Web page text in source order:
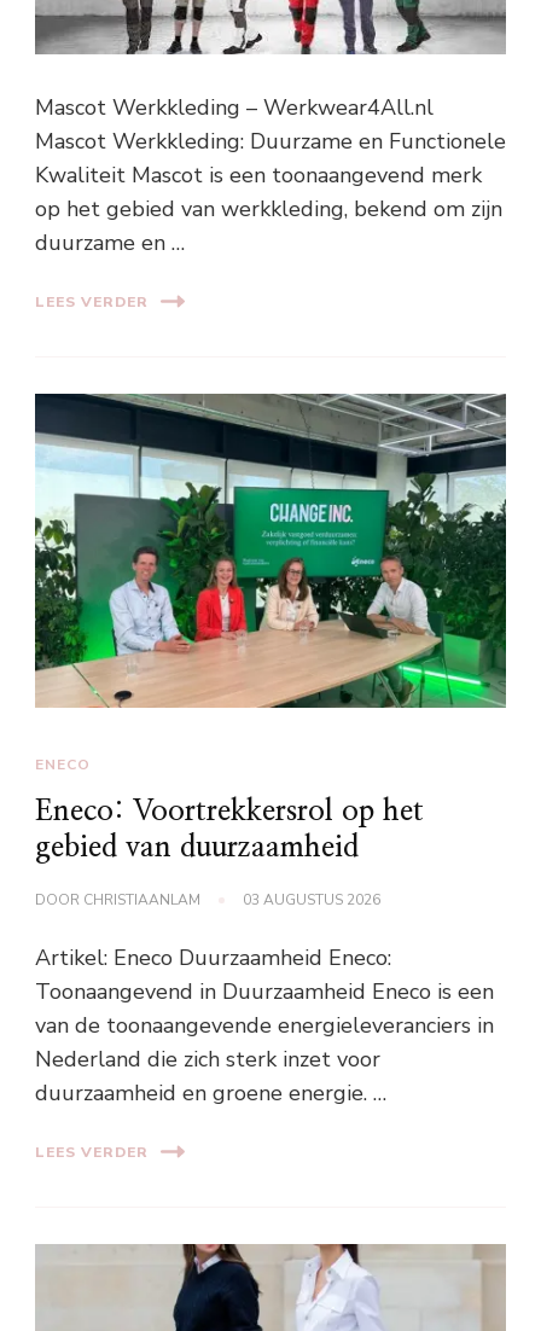
Mascot Werkkleding – Werkwear4All.nl
Mascot Werkkleding: Duurzame en Functionele
Kwaliteit Mascot is een toonaangevend merk
op het gebied van werkkleding, bekend om zijn
duurzame en …
LEES VERDER
ENECO
Eneco: Voortrekkersrol op het
gebied van duurzaamheid
DOOR CHRISTIAANLAM 03 AUGUSTUS 2026
Artikel: Eneco Duurzaamheid Eneco:
Toonaangevend in Duurzaamheid Eneco is een
van de toonaangevende energieleveranciers in
Nederland die zich sterk inzet voor
duurzaamheid en groene energie. …
LEES VERDER